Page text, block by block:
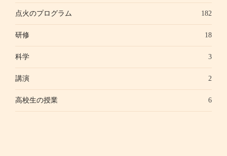
点火のプログラム 182
研修 18
科学 3
講演 2
高校生の授業 6